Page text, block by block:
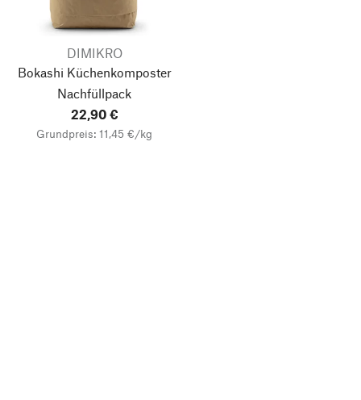
DIMIKRO
Bokashi Küchenkomposter
Nachfüllpack
22,90 €
Grundpreis: 11,45 €/kg